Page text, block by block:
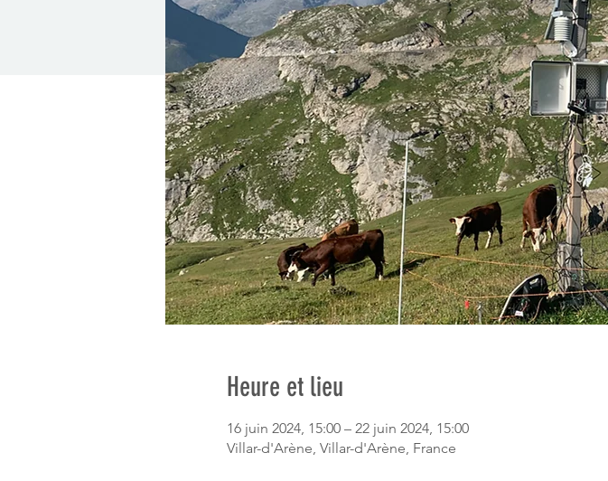
Heure et lieu
16 juin 2024, 15:00 – 22 juin 2024, 15:00
Villar-d'Arène, Villar-d'Arène, France